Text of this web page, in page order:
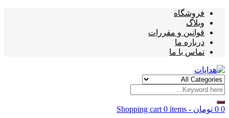
فروشگاه
وبلاگ
قوانین و مقررات
درباره ما
تماس با ما
Shopping cart 0 items - 0 تومان 0